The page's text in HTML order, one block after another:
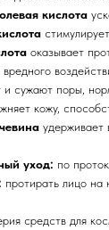
кислота
оказывает
сужают поры,
кожу,
удерживает
уход: по
протирать лицо на
средств для